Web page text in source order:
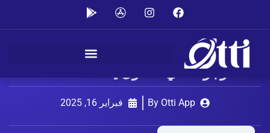
أوتي: الحل الذكي للمصابغ في
الكويت 24 ساعة – راحة، سرعة،
وجودة في متناول يدك
By Otti App فبراير 16, 2025